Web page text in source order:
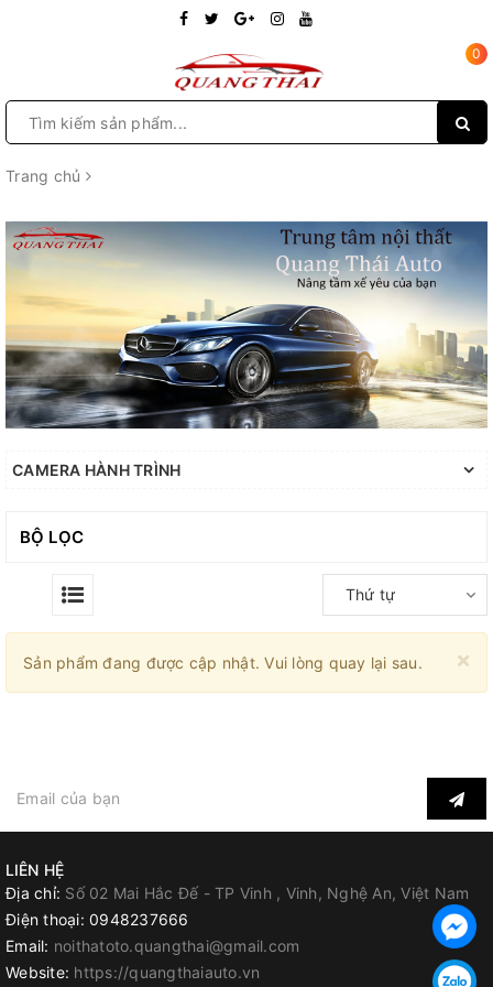
0
Trang chủ
CAMERA HÀNH TRÌNH
BỘ LỌC
Thứ tự
×
Sản phẩm đang được cập nhật. Vui lòng quay lại sau.
LIÊN HỆ
Địa chỉ: Số 02 Mai Hắc Đế - TP Vinh , Vinh, Nghệ An, Việt Nam
Điện thoại: 0948237666
Email: noithatoto.quangthai@gmail.com
Website: https://quangthaiauto.vn